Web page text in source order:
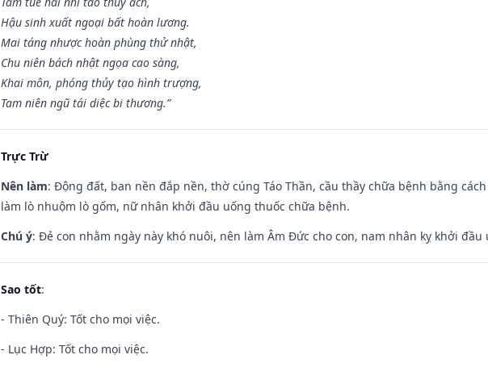
Hậu sinh xuất ngoại bất hoàn lương.
Mai táng nhược hoàn phùng thử nhật,
Chu niên bách nhật ngọa cao sàng,
Khai môn, phóng thủy tạo hình trượng,
Tam niên ngũ tái diệc bi thương.”
Trực Trừ
Nên làm: Động đất, ban nền đắp nền, thờ cúng Táo Thần, cầu thầy chữa bệnh bằng
làm lò nhuộm lò gốm, nữ nhân khởi đầu uống thuốc chữa bệnh.
Chú ý: Đẻ con nhằm ngày này khó nuôi, nên làm Âm Đức cho con, nam nhân kỵ khởi đầu
Sao tốt:
- Thiên Quý: Tốt cho mọi việc.
- Lục Hợp: Tốt cho mọi việc.